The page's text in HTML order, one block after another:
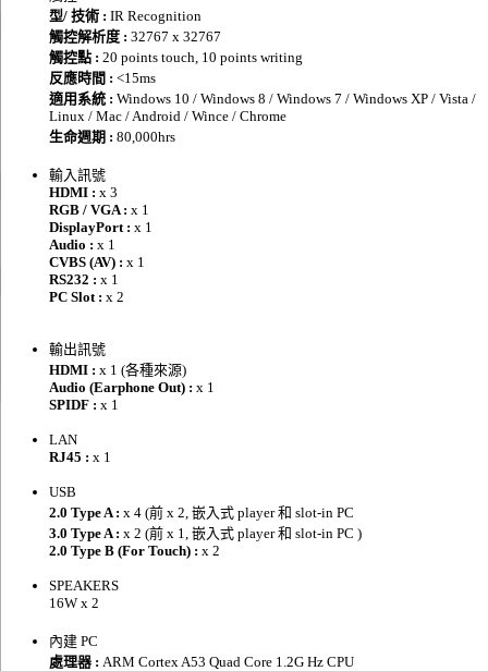
型/ 技術 : IR Recognition
觸控解析度 : 32767 x 32767
觸控點 : 20 points touch, 10 points writing
反應時間 : <15ms
適用系統 : Windows 10 / Windows 8 / Windows 7 / Windows XP / Vista /
Linux / Mac / Android / Wince / Chrome
生命週期 : 80,000hrs
輸入訊號
HDMI : x 3
RGB / VGA : x 1
DisplayPort : x 1
Audio : x 1
CVBS (AV) : x 1
RS232 : x 1
PC Slot : x 2
輸出訊號
HDMI : x 1 (各種來源)
Audio (Earphone Out) : x 1
SPIDF : x 1
LAN
RJ45 : x 1
USB
2.0 Type A : x 4 (前 x 2, 嵌入式 player 和 slot-in PC
3.0 Type A : x 2 (前 x 1, 嵌入式 player 和 slot-in PC )
2.0 Type B (For Touch) : x 2
SPEAKERS
16W x 2
內建 PC
處理器 : ARM Cortex A53 Quad Core 1.2G Hz CPU